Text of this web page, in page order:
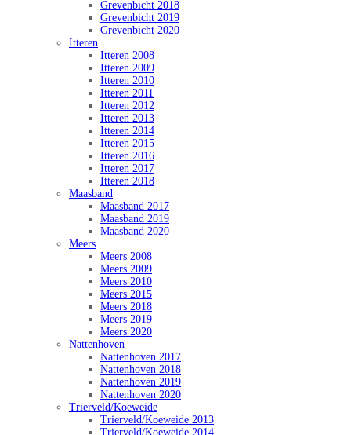
Grevenbicht 2018
Grevenbicht 2019
Grevenbicht 2020
Itteren
Itteren 2008
Itteren 2009
Itteren 2010
Itteren 2011
Itteren 2012
Itteren 2013
Itteren 2014
Itteren 2015
Itteren 2016
Itteren 2017
Itteren 2018
Maasband
Maasband 2017
Maasband 2019
Maasband 2020
Meers
Meers 2008
Meers 2009
Meers 2010
Meers 2015
Meers 2018
Meers 2019
Meers 2020
Nattenhoven
Nattenhoven 2017
Nattenhoven 2018
Nattenhoven 2019
Nattenhoven 2020
Trierveld/Koeweide
Trierveld/Koeweide 2013
Trierveld/Koeweide 2014